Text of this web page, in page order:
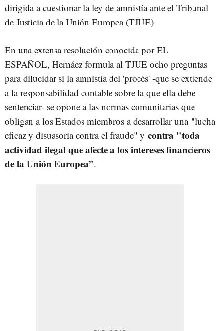
dirigida a cuestionar la ley de amnistía ante el Tribunal
de Justicia de la Unión Europea (TJUE).
En una extensa resolución conocida por EL
ESPAÑOL, Hernáez formula al TJUE ocho preguntas
para dilucidar si la amnistía del 'procés' -que se extiende
a la responsabilidad contable sobre la que ella debe
sentenciar- se opone a las normas comunitarias que
obligan a los Estados miembros a desarrollar una "lucha
eficaz y disuasoria contra el fraude" y contra "toda
actividad ilegal que afecte a los intereses financieros
de la Unión Europea”.